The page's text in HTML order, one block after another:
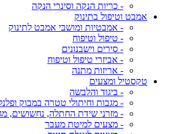
- כריות הנקה וסינרי הנקה
אמבט וטיפול בתינוק
- אמבטיות ומושבי אמבט לתינוק
- טיפול וטיפוח
- סירים וישבנונים
- אביזרי טיפול וטיפוח
- אריזות מתנה
טקסטיל ומצעים
- ביגוד והלבשה
- מגבות וחיתולי טטרה במבוק
- מזרני שידת החתלה, נחשושים,
- מצעים למיטת מעבר